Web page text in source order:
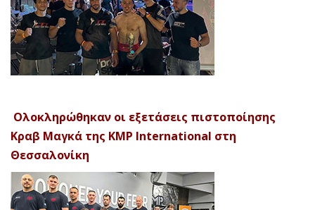
Ολοκληρώθηκαν οι εξετάσεις πιστοποίησης
Κραβ Μαγκά της KMP International στη
Θεσσαλονίκη